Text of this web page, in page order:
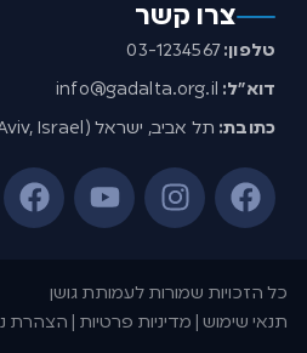
צרו קשר
טלפון:03-1234567
דוא”ל: info@gadalta.org.il
כתובת: תל אביב, ישראל (Tel Aviv, Israel)
כל הזכויות שמורות לעמותת גושן
תנאי שימוש | מדיניות פרטיות | הצהרת